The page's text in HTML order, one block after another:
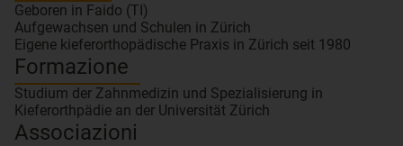
Geboren in Faido (TI)
Aufgewachsen und Schulen in Zürich
Eigene kieferorthopädische Praxis in Zürich seit 1980
Formazione
Studium der Zahnmedizin und Spezialisierung in
Kieferorthpädie an der Universität Zürich
Associazioni